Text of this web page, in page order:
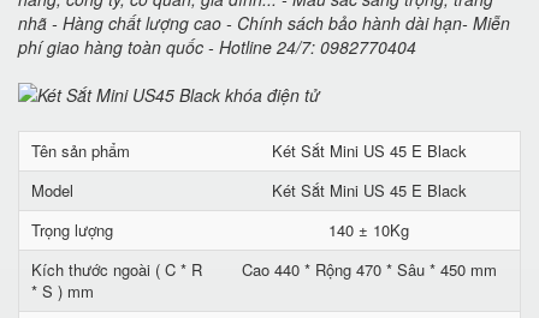
nhã - Hàng chất lượng cao - Chính sách bảo hành dài hạn- Miễn
phí giao hàng toàn quốc - Hotline 24/7: 0982770404
Tên sản phẩm
Két Sắt Mini US 45 E Black
Model
Két Sắt Mini US 45 E Black
Trọng lượng
140 ± 10Kg
Kích thước ngoài ( C * R
* S ) mm
Cao 440 * Rộng 470 * Sâu * 450 mm